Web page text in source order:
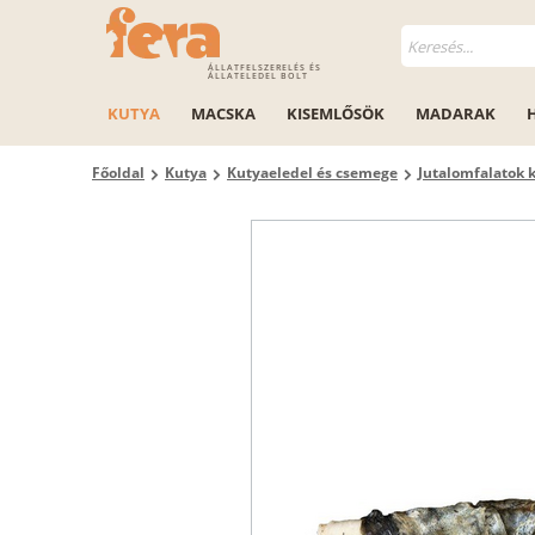
ÁLLATFELSZERELÉS ÉS
ÁLLATELEDEL BOLT
KUTYA MACSKA KISEMLŐSÖK MADARAK
Főoldal Kutya Kutyaeledel és csemege Jutalomfalatok